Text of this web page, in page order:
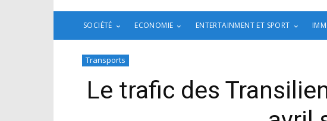
SOCIÉTÉ ECONOMIE ENTERTAINMENT ET SPORT
Transports
Le trafic des